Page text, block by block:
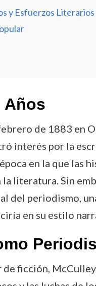
y Esfuerzos Literarios
Años
de 1883 en
interés por la
en la que las
literatura. Sin
del periodismo,
en su estilo
ficción,